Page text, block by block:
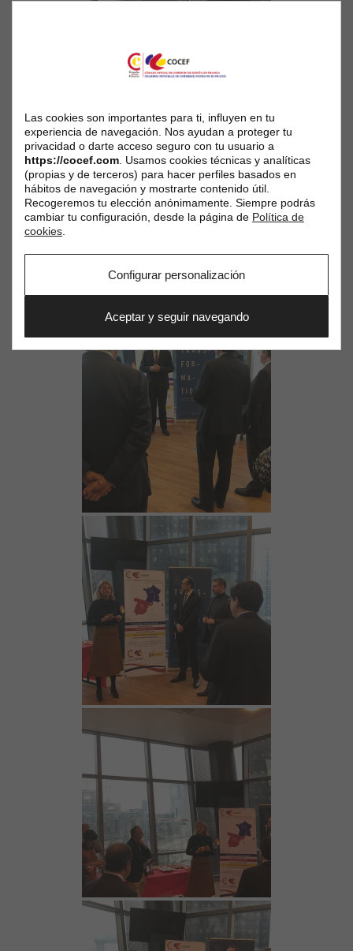
Las cookies son importantes para ti, influyen en tu
experiencia de navegación. Nos ayudan a proteger tu
privacidad o darte acceso seguro con tu usuario a
https://cocef.com. Usamos cookies técnicas y analíticas
(propias y de terceros) para hacer perfiles basados en
hábitos de navegación y mostrarte contenido útil.
Recogeremos tu elección anónimamente. Siempre podrás
cambiar tu configuración, desde la página de Política de
cookies.
Configurar personalización
Aceptar y seguir navegando